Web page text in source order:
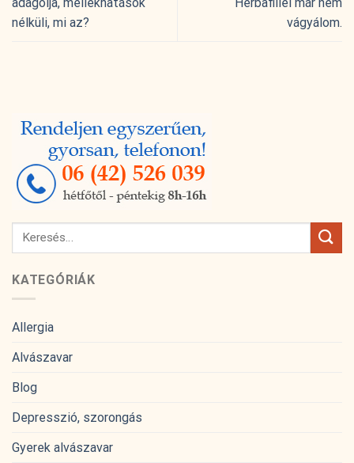
nélküli, mi az?
vágyálom.
KATEGÓRIÁK
Allergia
Alvászavar
Blog
Depresszió, szorongás
Gyerek alvászavar